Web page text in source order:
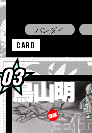
バンダイ
CARD